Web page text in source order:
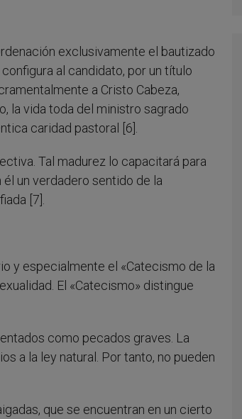
exclusivamente el bautizado
al candidato, por un título
a Cristo Cabeza,
la vida toda del ministro sagrado
caridad pastoral [6].
Tal madurez lo capacitará para
un verdadero sentido de la
[7].
y especialmente el «Catecismo de la
El «Catecismo» distingue
como pecados graves. La
a la ley natural. Por tanto, no pueden
que se encuentran en un cierto